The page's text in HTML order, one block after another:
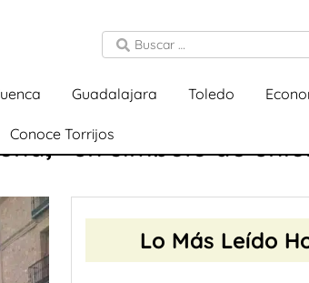
Guadalajara Toledo
Conoce Torrijos
«un símbolo de
Lo Más Leído